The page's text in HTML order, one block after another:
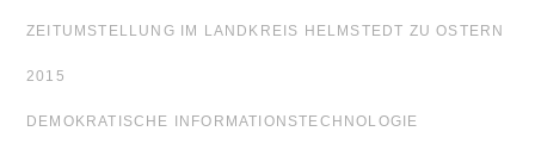
ZEITUMSTELLUNG IM LANDKREIS HELMSTEDT ZU OSTERN
2015
DEMOKRATISCHE INFORMATIONSTECHNOLOGIE